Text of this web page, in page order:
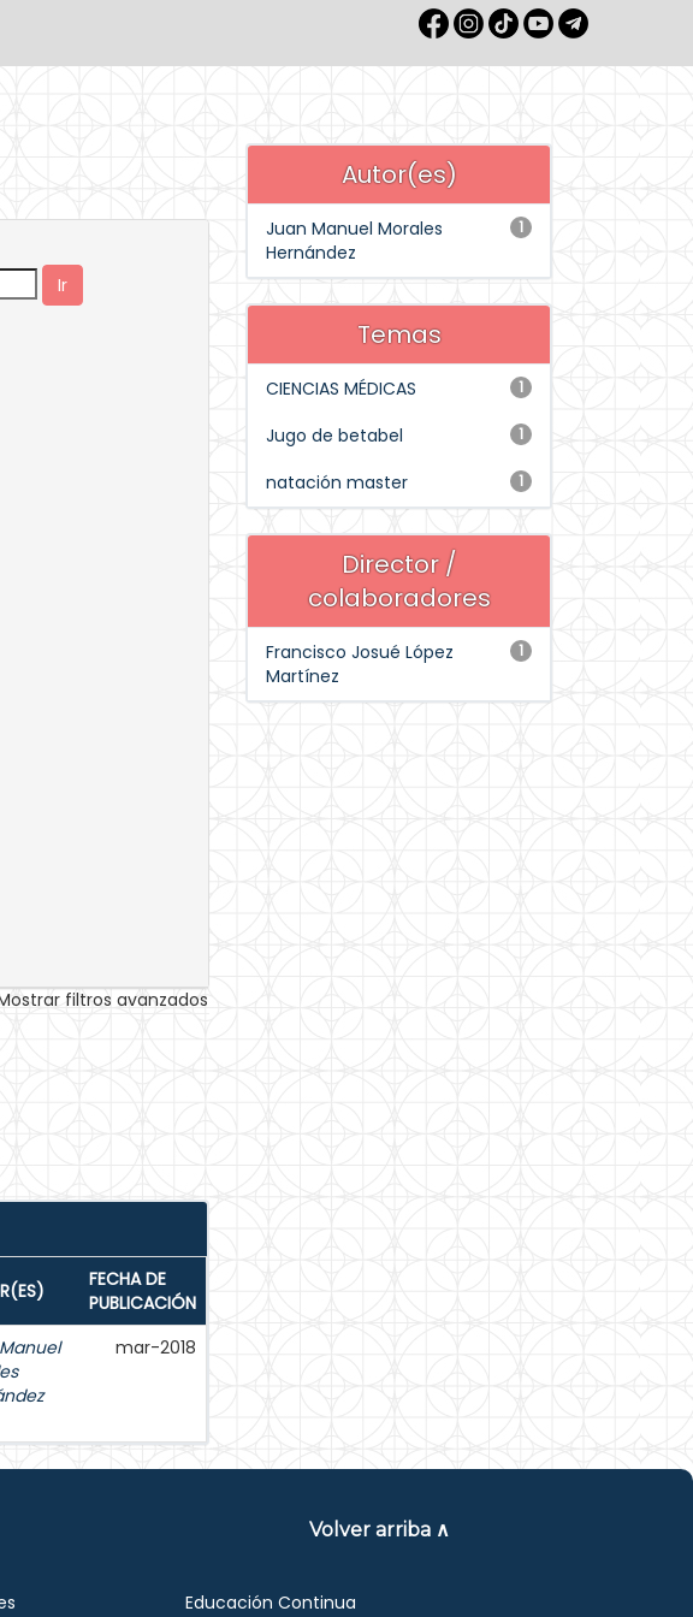
filtros avanzados
FECHA DE
PUBLICACIÓN
mar-2018
Autor(es)
1
Juan Manuel Morales
Hernández
Temas
1
CIENCIAS MÉDICAS
1
Jugo de betabel
1
natación master
Director /
colaboradores
1
Francisco Josué López
Martínez
Volver arriba ∧
Educación Continua